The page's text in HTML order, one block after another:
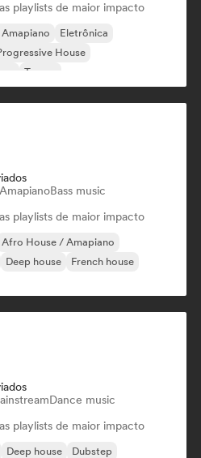
playlists de maior impacto
Eletrônica
House
Trance
Bass music
playlists de maior impacto
Afro House / Amapiano
Deep house
French house
Dance music
playlists de maior impacto
Deep house
Dubstep